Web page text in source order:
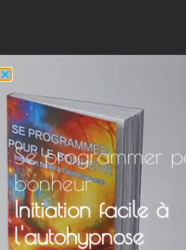
Se programmer
bonheur
Initiation facile à
l'autohypnose